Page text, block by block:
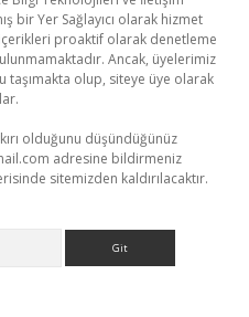
bir Yer Sağlayıcı olarak hizmet
proaktif olarak denetleme
Ancak, üyelerimiz
taşımakta olup, siteye üye olarak
olduğunu düşündüğünüz
adresine bildirmeniz
sitemizden kaldırılacaktır.